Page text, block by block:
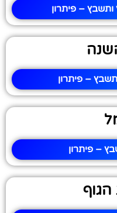
– פיתרון
– פיתרון
– פיתרון